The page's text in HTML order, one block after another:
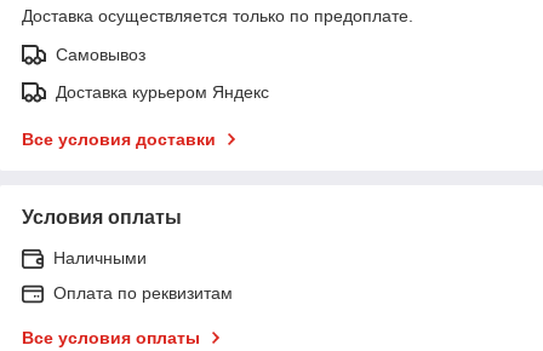
Доставка осуществляется только по предоплате.
Самовывоз
Доставка курьером Яндекс
Все условия доставки
Условия оплаты
Наличными
Оплата по реквизитам
Все условия оплаты